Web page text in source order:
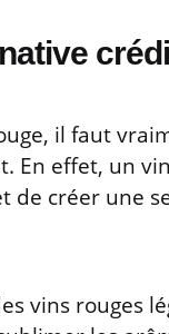
il faut
En effet, un
de créer une
vins rouges